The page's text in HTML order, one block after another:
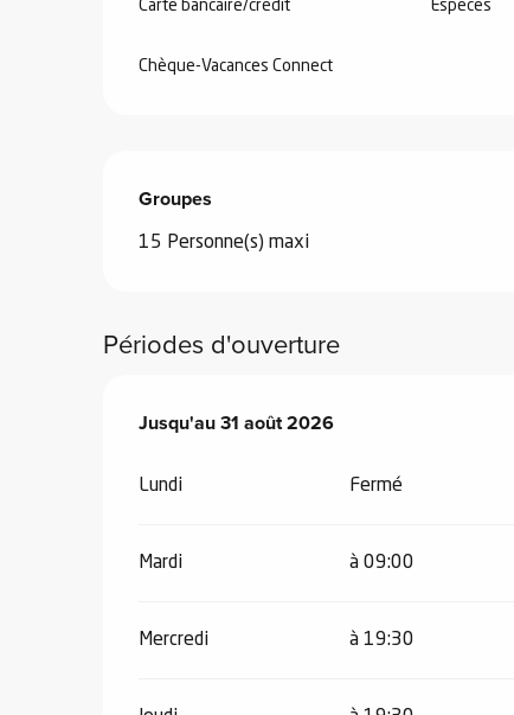
Carte bancaire/crédit Espèces
Chèque-Vacances Connect
Groupes
Groupes
15 Personne(s) maxi
Périodes d'ouverture
Du13 juillet 2026au31 août 2026
Jusqu'au31 août 2026
Lundi Fermé
Mardi à 09:00
Mercredi à 19:30